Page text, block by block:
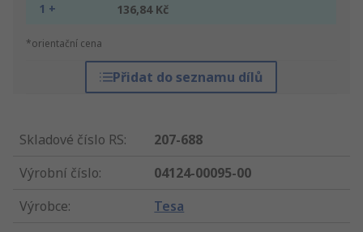
1 + 136,84 Kč
*orientační cena
Přidat do seznamu dílů
Skladové číslo RS:
207-688
Výrobní číslo:
04124-00095-00
Výrobce: Tesa